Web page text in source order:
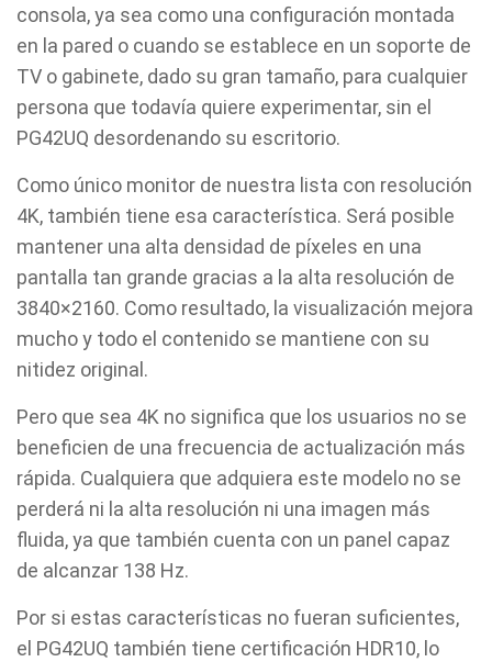
consola, ya sea como una configuración montada
en la pared o cuando se establece en un soporte de
TV o gabinete, dado su gran tamaño, para cualquier
persona que todavía quiere experimentar, sin el
PG42UQ desordenando su escritorio.
Como único monitor de nuestra lista con resolución
4K, también tiene esa característica. Será posible
mantener una alta densidad de píxeles en una
pantalla tan grande gracias a la alta resolución de
3840×2160. Como resultado, la visualización mejora
mucho y todo el contenido se mantiene con su
nitidez original.
Pero que sea 4K no significa que los usuarios no se
beneficien de una frecuencia de actualización más
rápida. Cualquiera que adquiera este modelo no se
perderá ni la alta resolución ni una imagen más
fluida, ya que también cuenta con un panel capaz
de alcanzar 138 Hz.
Por si estas características no fueran suficientes,
el PG42UQ también tiene certificación HDR10, lo